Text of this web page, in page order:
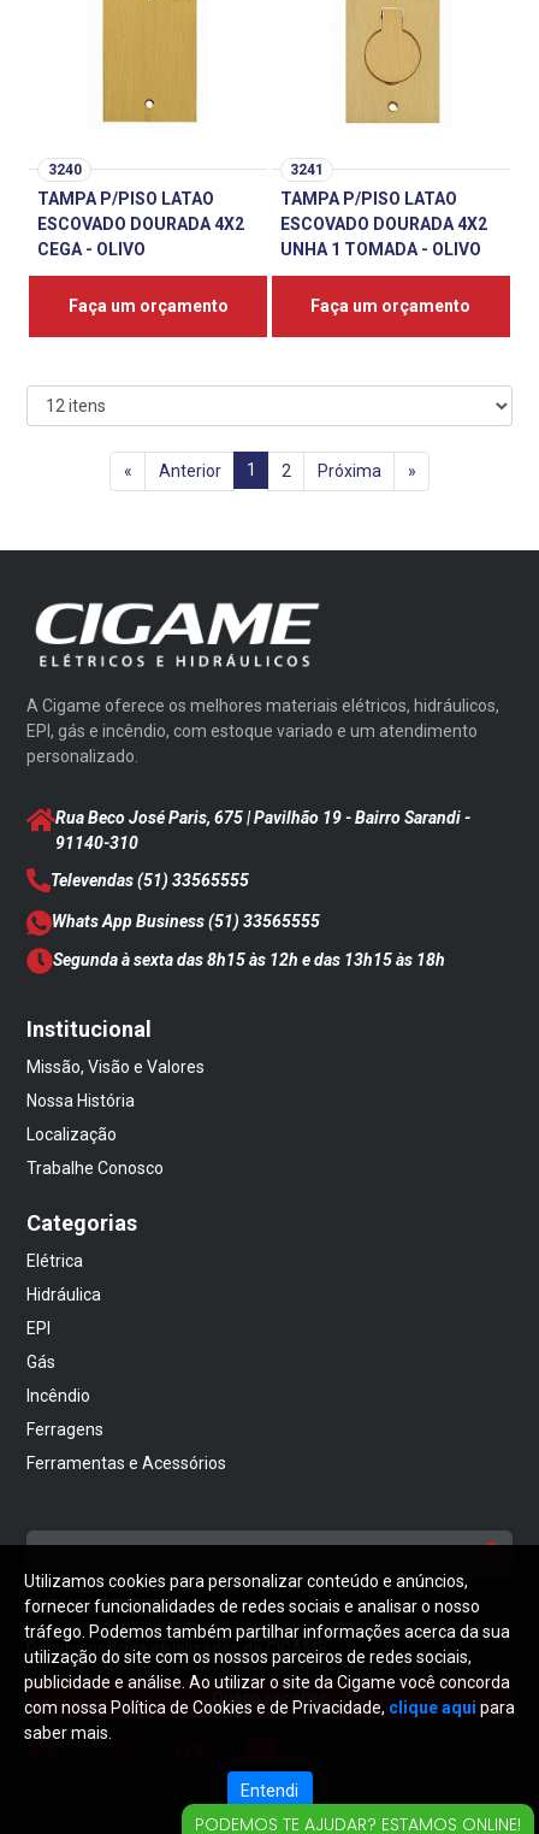
3240
TAMPA P/PISO LATAO
ESCOVADO DOURADA 4X2
CEGA - OLIVO
Faça um orçamento
3241
TAMPA P/PISO LATAO
ESCOVADO DOURADA 4X2
UNHA 1 TOMADA - OLIVO
Faça um orçamento
« Anterior 1 2 Próxima »
A Cigame oferece os melhores materiais elétricos, hidráulicos,
EPI, gás e incêndio, com estoque variado e um atendimento
personalizado.
Rua Beco José Paris, 675 | Pavilhão 19 - Bairro Sarandi-
91140-310
Televendas(51) 33565555
Whats App Business(51) 33565555
Segunda à sexta das 8h15 às 12h e das 13h15 às 18h
Institucional
Missão, Visão e Valores
Nossa História
Localização
Trabalhe Conosco
Categorias
Elétrica
Hidráulica
EPI
Gás
Incêndio
Ferragens
Ferramentas e Acessórios
NEWSLETTER
Receba notícias atualizadas da CIGAME
Quero receber
Utilizamos cookies para personalizar conteúdo e anúncios,
fornecer funcionalidades de redes sociais e analisar o nosso
tráfego. Podemos também partilhar informações acerca da sua
utilização do site com os nossos parceiros de redes sociais,
publicidade e análise. Ao utilizar o site da Cigame você concorda
com nossa Política de Cookies e de Privacidade, clique aqui para
saber mais.
Entendi
PODEMOS TE AJUDAR? ESTAMOS ONLINE!